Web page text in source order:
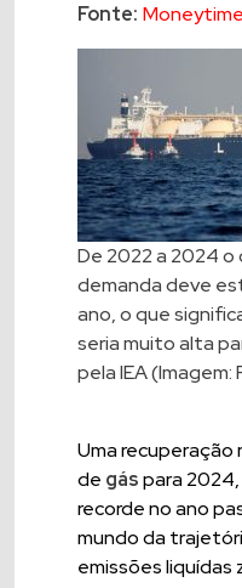
Fonte:
De 2022 a 2024 o
demanda deve
ano, o que
seria muito alta
pela IEA (Imagem:
Uma recuperação
de gáspara
recorde no ano
mundo da
emissões